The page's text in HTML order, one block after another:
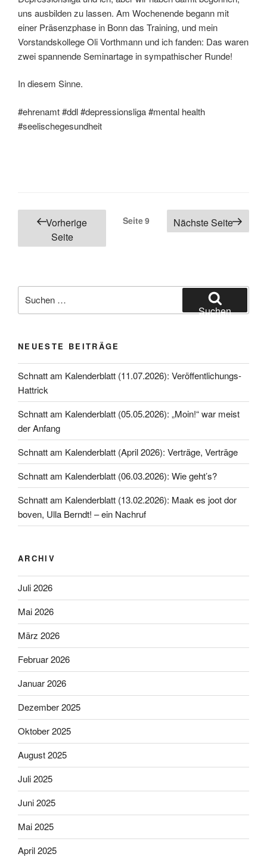
uns ausbilden zu lassen. Am Wochenende begann mit
einer Präsenzphase in Bonn das Training, und mein
Vorstandskollege Oli Vorthmann und ich fanden: Das waren
zwei spannende Seminartage in sympathischer Runde!
In diesem Sinne.
#ehrenamt #ddl #depressionsliga #mental health
#seelischegesundheit
Seitennummerierung
Beiträge
Vorherige
Seite
Seite9 Nächste Seite
nach:
Suchen
NEUESTE BEITRÄGE
Schnatt am Kalenderblatt (11.07.2026): Veröffentlichungs-
Hattrick
Schnatt am Kalenderblatt (05.05.2026): „Moin!“ war meist
der Anfang
Schnatt am Kalenderblatt (April 2026): Verträge, Verträge
Schnatt am Kalenderblatt (06.03.2026): Wie geht’s?
Schnatt am Kalenderblatt (13.02.2026): Maak es joot dor
boven, Ulla Berndt! – ein Nachruf
ARCHIV
Juli 2026
Mai 2026
März 2026
Februar 2026
Januar 2026
Dezember 2025
Oktober 2025
August 2025
Juli 2025
Juni 2025
Mai 2025
April 2025